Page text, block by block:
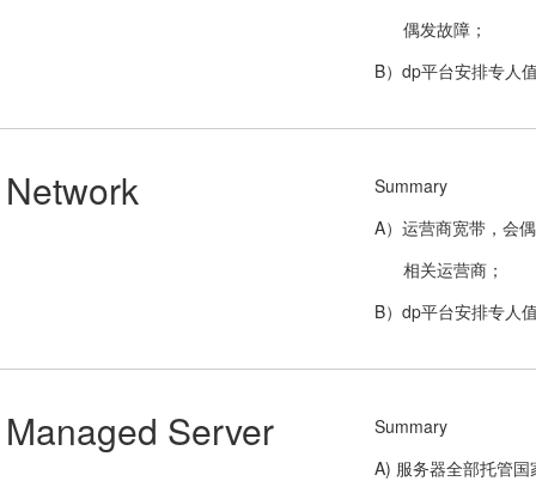
偶发故障；
B）dp平台安排专人
Network
Summary
A）运营商宽带，会
相关运营商；
B）dp平台安排专人
Managed Server
Summary
A) 服务器全部托管